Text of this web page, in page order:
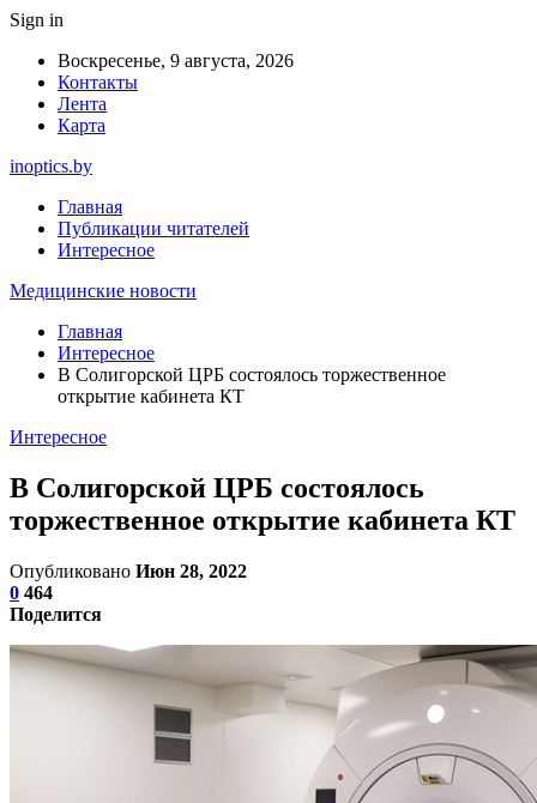
Sign in
Воскресенье, 9 августа, 2026
Контакты
Лента
Карта
inoptics.by
Главная
Публикации читателей
Интересное
Медицинские новости
Главная
Интересное
В Солигорской ЦРБ состоялось торжественное
открытие кабинета КТ
Интересное
В Солигорской ЦРБ состоялось
торжественное открытие кабинета КТ
Опубликовано Июн 28, 2022
0 464
Поделится